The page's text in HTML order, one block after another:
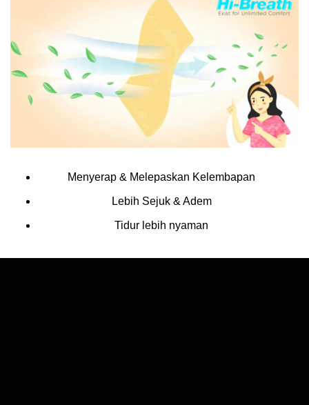
Menyerap & Melepaskan Kelembapan
Lebih Sejuk & Adem
Tidur lebih nyaman